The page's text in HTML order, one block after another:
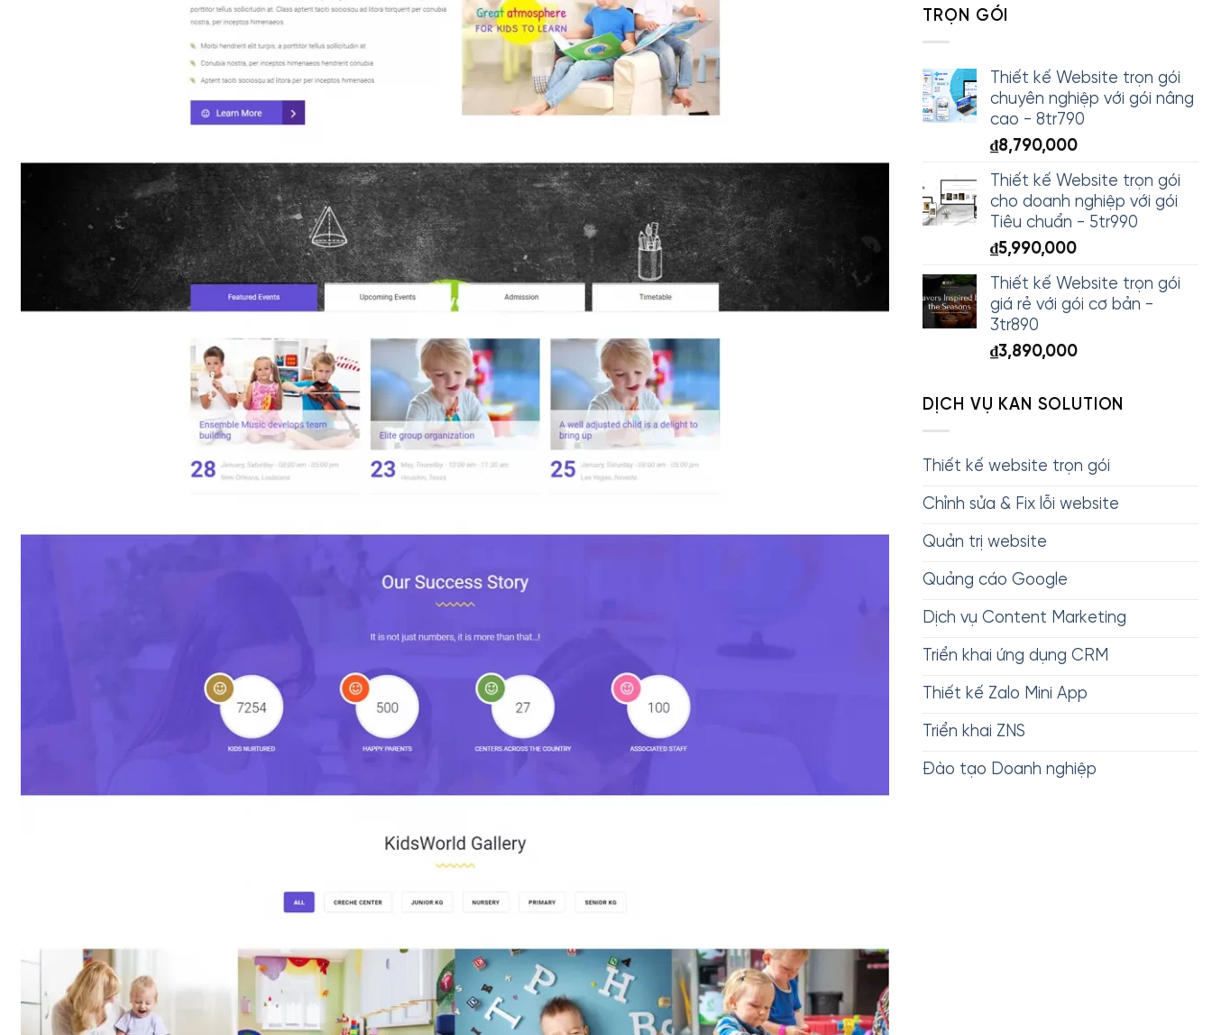
TRỌN GÓI
Thiết kế Website trọn gói
chuyên nghiệp với gói nâng
cao - 8tr790
₫8,790,000
Thiết kế Website trọn gói
cho doanh nghiệp với gói
Tiêu chuẩn - 5tr990
₫5,990,000
Thiết kế Website trọn gói
giá rẻ với gói cơ bản -
3tr890
₫3,890,000
DỊCH VỤ KAN SOLUTION
Thiết kế website trọn gói
Chỉnh sửa & Fix lỗi website
Quản trị website
Quảng cáo Google
Dịch vụ Content Marketing
Triển khai ứng dụng CRM
Thiết kế Zalo Mini App
Triển khai ZNS
Đào tạo Doanh nghiệp